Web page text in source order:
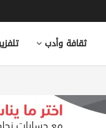
ثقافة وأدب